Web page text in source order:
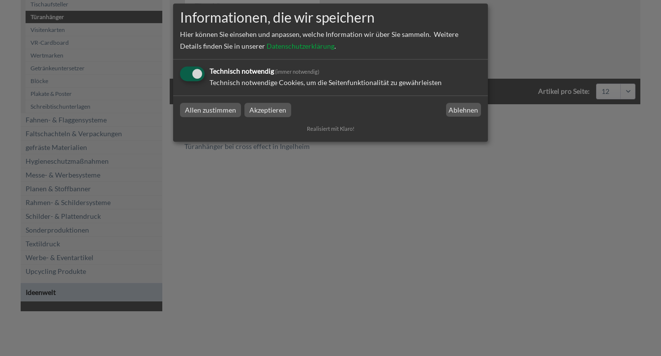
Tischaufsteller
Türanhänger
Visitenkarten
VR-Cardboard
Wertmarken
Getränkeuntersetzer
Blöcke
Plakate & Poster
Schreibtischunterlagen
Fahnen- & Flaggensysteme
Faltschachteln & Verpackungen
gefräste Materialien
Hygieneschutzmaßnahmen
Messe- & Werbesysteme
Planen & Stoffbanner
Rahmen- & Schildersysteme
Schilder- & Plattendruck
Sonderproduktionen
Textildruck
Werbe- & Eventartikel
Upcycling Produkte
Ideenwelt
Türanhänger
Artikel pro Seite:
Türanhänger bei cross effect in Ingelheim
Informationen, die wir speichern
Hier können Sie einsehen und anpassen, welche Information wir über Sie sammeln. Weitere
Details finden Sie in unserer Datenschutzerklärung.
Technisch notwendig(immer notwendig)
Technisch notwendige Cookies, um die Seitenfunktionalität zu gewährleisten
Allen zustimmen Akzeptieren Ablehnen
Realisiert mit Klaro!